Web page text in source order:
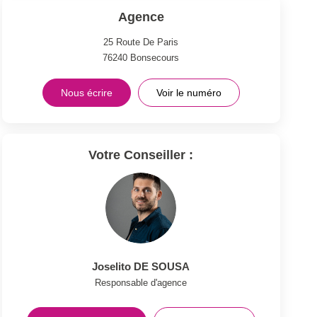
Agence
25 Route De Paris
76240 Bonsecours
Nous écrire Voir le numéro
Votre Conseiller :
Joselito DE SOUSA
Responsable d'agence